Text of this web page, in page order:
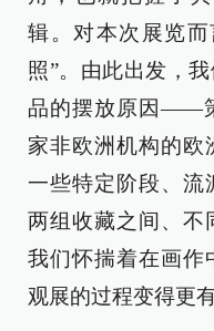
辑。对本次展览
照”。由此出发，
品的摆放原因——
家非欧洲机构的欧
一些特定阶段、流
两组收藏之间、不
我们怀揣着在画作
观展的过程变得更